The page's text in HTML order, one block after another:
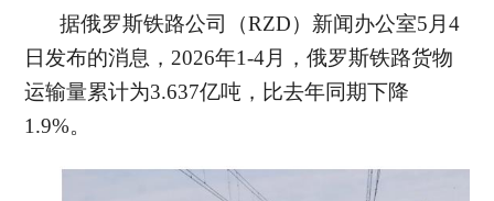
据俄罗斯铁路公司（RZD）新闻办公室5月4
日发布的消息，2026年1-4月，俄罗斯铁路货物
运输量累计为3.637亿吨，比去年同期下降
1.9%。